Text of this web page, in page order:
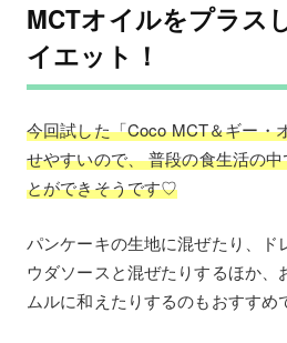
MCTオイルをプラス
イエット！
今回試した「Coco MCT＆ギー・
せやすいので、 普段の食生活の
とができそうです♡
パンケーキの生地に混ぜたり、ド
ウダソースと混ぜたりするほか、
ムルに和えたりするのもおすすめ